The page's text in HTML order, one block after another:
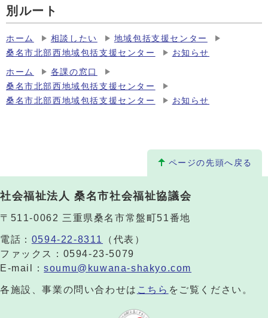
別ルート
ホーム 相談したい
地域包括支援センター
桑名市北部西地域包括支援センター
お知らせ
ホーム
各課の窓口
桑名市北部西地域包括支援センター
桑名市北部西地域包括支援センター
お知らせ
ページの先頭へ戻る
社会福祉法人 桑名市社会福祉協議会
〒511-0062 三重県桑名市常盤町51番地
電話： 0594-22-8311
（代表）
ファックス：0594-23-5079
E-mail：soumu@kuwana-shakyo.com
各施設、事業の問い合わせは こちら をご覧ください。